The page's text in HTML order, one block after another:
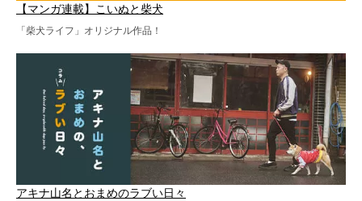
【マンガ連載】こいぬと柴犬
「柴犬ライフ」オリジナル作品！
アキナ山名とおまめのラブい日々